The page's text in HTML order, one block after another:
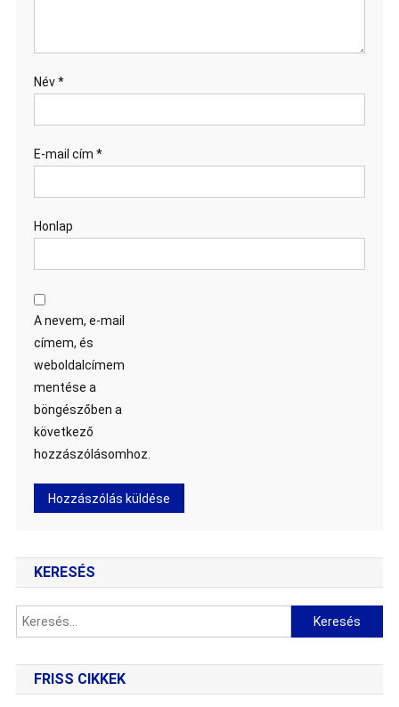
Név*
E-mail cím *
Honlap
A nevem, e-mail
címem, és
weboldalcímem
mentése a
böngészőben a
következő
hozzászólásomhoz.
KERESÉS
Keresés:
FRISS CIKKEK